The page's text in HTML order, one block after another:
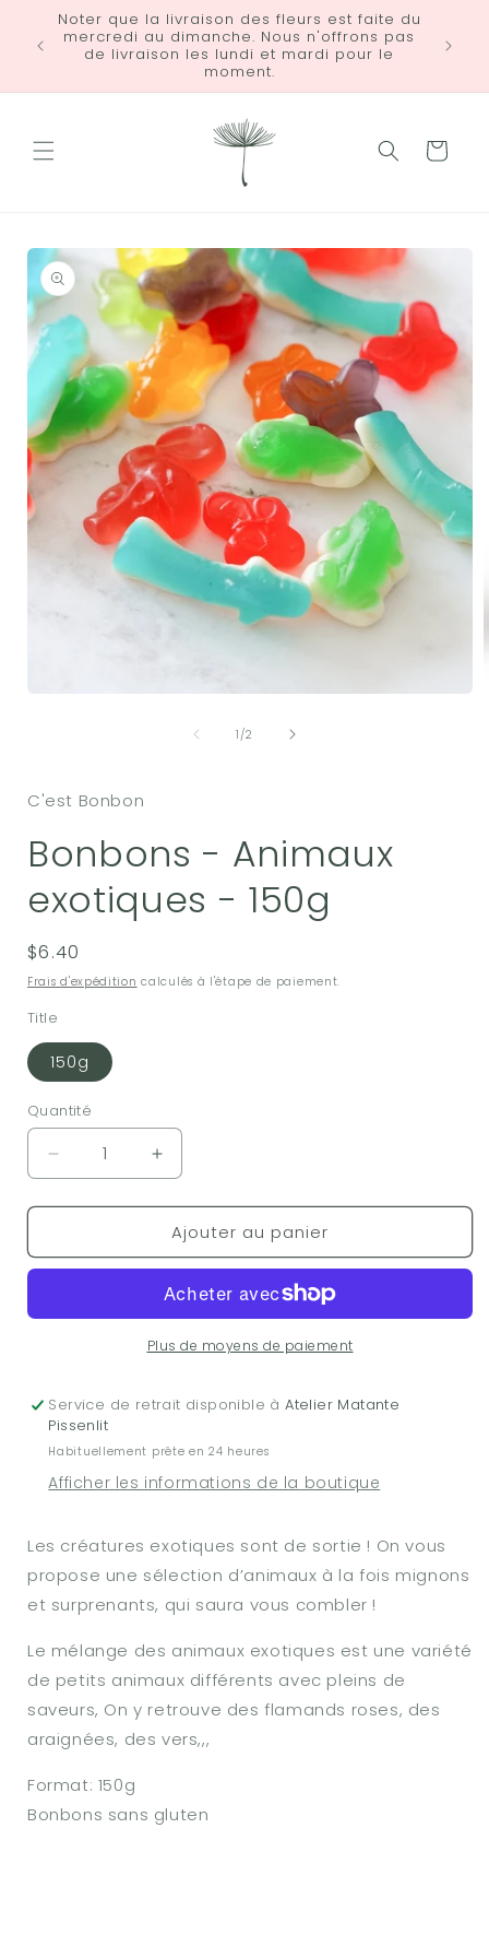
passer
au
contenu
Noter que la livraison des fleurs est faite du
mercredi au dimanche. Nous n'offrons pas
de livraison les lundi et mardi pour le
moment.
Panier
Passer aux
informations
produits
fenêtre
1 /de
2
C'est Bonbon
Bonbons - Animaux
exotiques - 150g
Prix
habituel
$6.40
Frais d'expédition calculés à l'étape de paiement.
Title
150g
Quantité
Réduire
la
quantité
Bonbons
exotiques
Augmenter
la
quantité
de
Bonbons
Animaux
exotiques
-
Ajouter au panier
Plus de moyens de paiement
Service de retrait disponible àAtelier Matante
Pissenlit
Habituellement prête en 24 heures
Afficher les informations de la boutique
Les créatures exotiques sont de sortie ! On vous
propose une sélection d’animaux à la fois mignons
et surprenants, qui saura vous combler !
Le mélange des animaux exotiques est une variété
de petits animaux différents avec pleins de
saveurs, On y retrouve des flamands roses, des
araignées, des vers,,,
Format: 150g
Bonbons sans gluten